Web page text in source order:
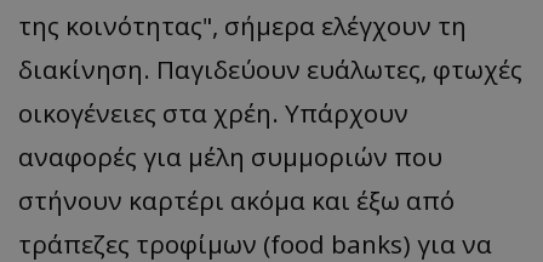
της κοινότητας", σήμερα ελέγχουν τη
διακίνηση. Παγιδεύουν ευάλωτες, φτωχές
οικογένειες στα χρέη. Υπάρχουν
αναφορές για μέλη συμμοριών που
στήνουν καρτέρι ακόμα και έξω από
τράπεζες τροφίμων (food banks) για να